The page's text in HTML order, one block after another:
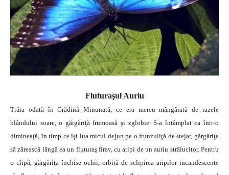
Fluturaşul Auriu
Trăia odată în Grădină Minunată, ce era mereu mângâiată de razele
blândului soare, o gărgăriţă frumoasă şi zglobie. S-a întâmplat ca într-o
dimineaţă, în timp ce îşi lua micul dejun pe o frunzuliţă de stejar, gărgăriţa
să zărească lângă ea un fluturaş firav, cu aripi de un auriu strălucitor. Pentru
o clipă, gărgăriţa închise ochii, orbită de sclipirea aripilor incandescente